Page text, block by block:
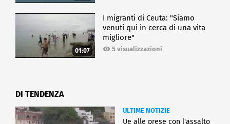
01:07
I migranti di Ceuta: "Siamo
venuti qui in cerca di una vita
migliore"
5 visualizzazioni
DI TENDENZA
ULTIME NOTIZIE
Ue alle prese con l'assalto